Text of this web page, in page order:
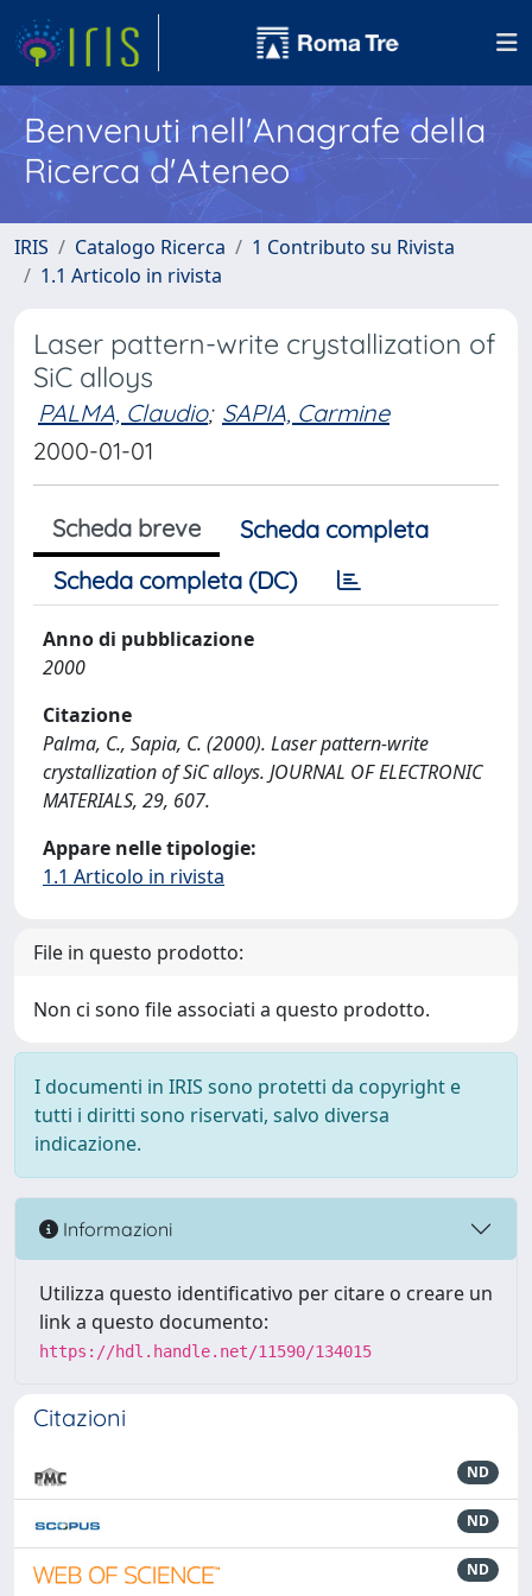
Benvenuti nell'Anagrafe della
Ricerca d'Ateneo
IRIS Catalogo Ricerca
1 Contributo su Rivista
1.1 Articolo in rivista
Laser pattern-write crystallization of
SiC alloys
PALMA, Claudio; SAPIA, Carmine
2000-01-01
Scheda breve
Scheda completa
Scheda completa (DC)
Anno di pubblicazione
2000
Citazione
Palma, C., Sapia, C. (2000). Laser pattern-write
crystallization of SiC alloys. JOURNAL OF ELECTRONIC
MATERIALS, 29, 607.
Appare nelle tipologie:
1.1 Articolo in rivista
File in questo prodotto:
Non ci sono file associati a questo prodotto.
I documenti in IRIS sono protetti da copyright e
tutti i diritti sono riservati, salvo diversa
indicazione.
Informazioni
Utilizza questo identificativo per citare o creare un
link a questo documento:
https://hdl.handle.net/11590/134015
Citazioni
ND
ND
ND